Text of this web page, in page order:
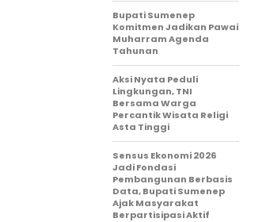
Bupati Sumenep
Komitmen Jadikan Pawai
Muharram Agenda
Tahunan
Aksi Nyata Peduli
Lingkungan, TNI
Bersama Warga
Percantik Wisata Religi
Asta Tinggi
Sensus Ekonomi 2026
Jadi Fondasi
Pembangunan Berbasis
Data, Bupati Sumenep
Ajak Masyarakat
Berpartisipasi Aktif